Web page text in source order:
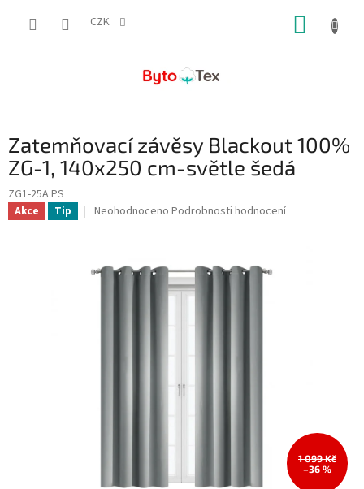
CZK
Zatemňovací závěsy Blackout 100%
ZG-1, 140x250 cm-světle šedá
ZG1-25A PS
Akce Tip
Průměrné
0,0
Neohodnoceno Podrobnosti hodnocení
1 099 Kč
–36 %